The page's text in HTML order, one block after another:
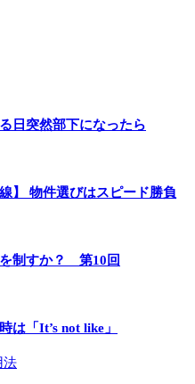
日突然部下になったら
】 物件選びはスピード勝負
制すか？ 第10回
は「It’s not like」
法